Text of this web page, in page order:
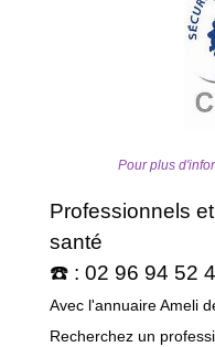
Pour plus
Professionnels
santé
☎️ : 02 96 94 52
Avec l'annuaire Ameli
Recherchez un